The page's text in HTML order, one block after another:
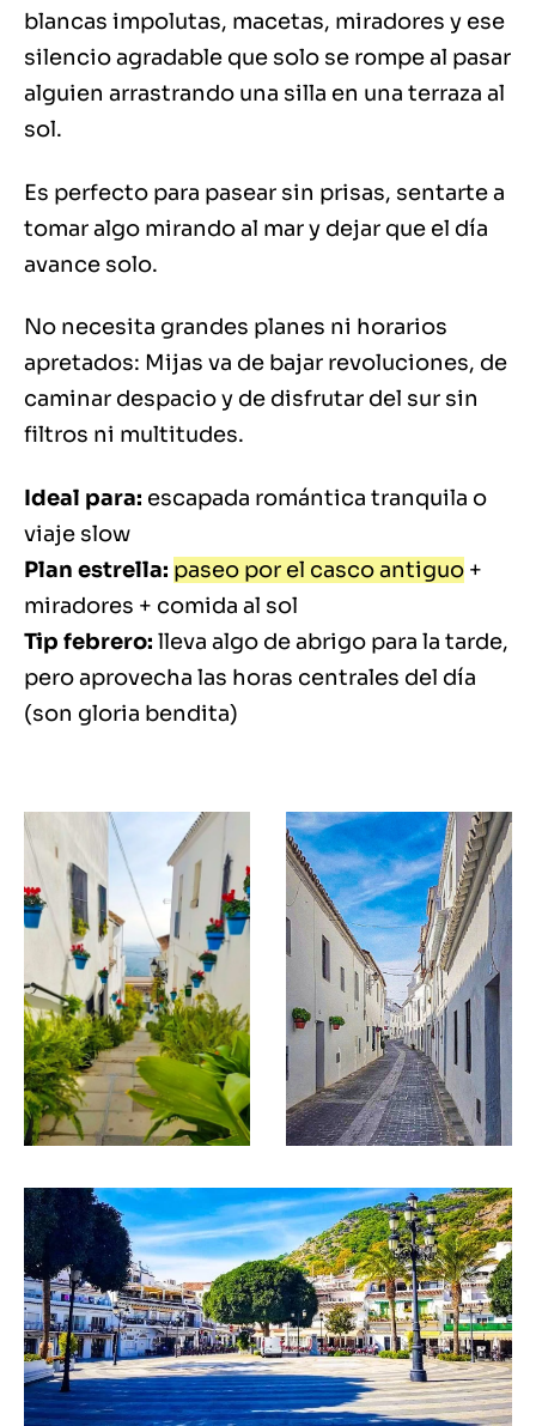
blancas impolutas, macetas, miradores y ese
silencio agradable que solo se rompe al pasar
alguien arrastrando una silla en una terraza al
sol.
Es perfecto para pasear sin prisas, sentarte a
tomar algo mirando al mar y dejar que el día
avance solo.
No necesita grandes planes ni horarios
apretados: Mijas va de bajar revoluciones, de
caminar despacio y de disfrutar del sur sin
filtros ni multitudes.
Ideal para: escapada romántica tranquila o
viaje slow
Plan estrella: paseo por el casco antiguo +
miradores + comida al sol
Tip febrero: lleva algo de abrigo para la tarde,
pero aprovecha las horas centrales del día
(son gloria bendita)